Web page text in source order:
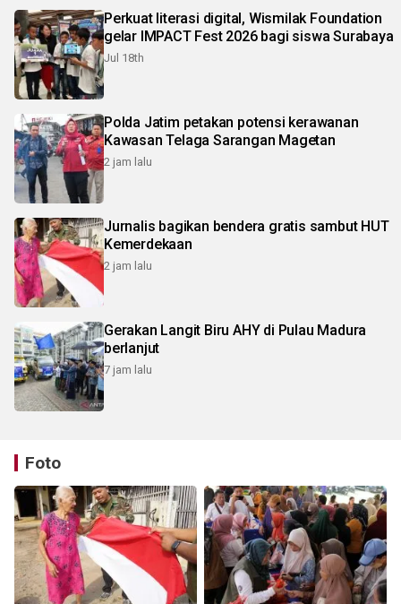
Perkuat literasi digital, Wismilak Foundation
gelar IMPACT Fest 2026 bagi siswa Surabaya
Jul 18th
Polda Jatim petakan potensi kerawanan
Kawasan Telaga Sarangan Magetan
2 jam lalu
Jurnalis bagikan bendera gratis sambut HUT
Kemerdekaan
2 jam lalu
Gerakan Langit Biru AHY di Pulau Madura
berlanjut
7 jam lalu
Foto